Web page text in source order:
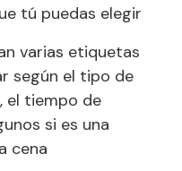
tú puedas elegir
varias etiquetas
según el tipo de
el tiempo de
si es una
cena